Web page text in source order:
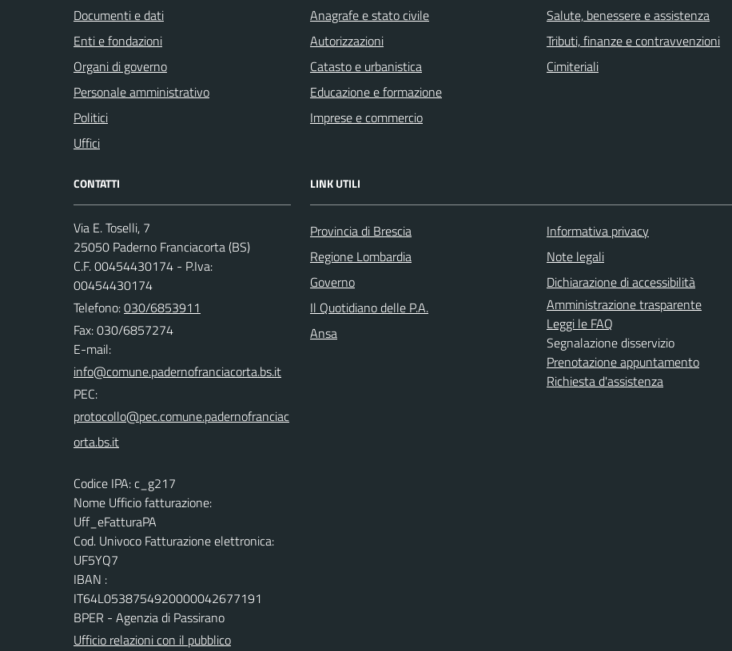
Documenti e dati
Enti e fondazioni
Organi di governo
Personale amministrativo
Politici
Uffici
Anagrafe e stato civile
Autorizzazioni
Catasto e urbanistica
Educazione e formazione
Imprese e commercio
Salute, benessere e assistenza
Tributi, finanze e contravvenzioni
Cimiteriali
CONTATTI
Via E. Toselli, 7
25050 Paderno Franciacorta (BS)
C.F. 00454430174 - P.Iva:
00454430174
Telefono:030/6853911
Fax: 030/6857274
E-mail:
PEC:
Codice IPA: c_g217
Nome Ufficio fatturazione:
Uff_eFatturaPA
Cod. Univoco Fatturazione elettronica:
UF5YQ7
IBAN :
IT64L0538754920000042677191
BPER - Agenzia di Passirano
Ufficio relazioni con il pubblico
LINK UTILI
Provincia di Brescia
Regione Lombardia
Governo
Il Quotidiano delle P.A.
Ansa
Informativa privacy
Note legali
Dichiarazione di accessibilità
Amministrazione trasparente
Leggi le FAQ
Segnalazione disservizio
Prenotazione appuntamento
Richiesta d'assistenza